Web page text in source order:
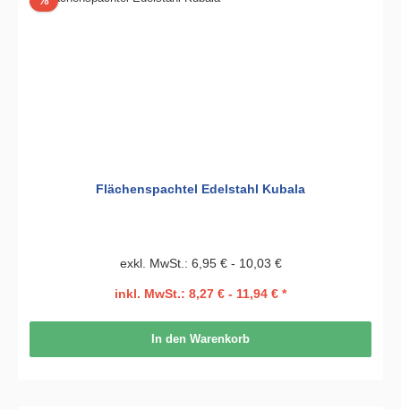
Flächenspachtel Edelstahl Kubala
exkl. MwSt.: 6,95 € - 10,03 €
inkl. MwSt.: 8,27 € - 11,94 € *
In den Warenkorb